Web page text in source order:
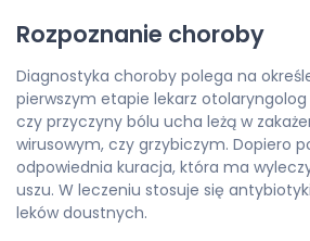
Rozpoznanie choroby
Diagnostyka choroby polega na
pierwszym etapie lekarz
czy przyczyny bólu ucha leżą w
wirusowym, czy grzybiczym. Dopiero
odpowiednia kuracja, która ma
uszu. W leczeniu stosuje się
leków doustnych.